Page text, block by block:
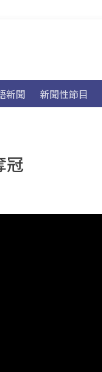
新聞 新聞性節目
冠